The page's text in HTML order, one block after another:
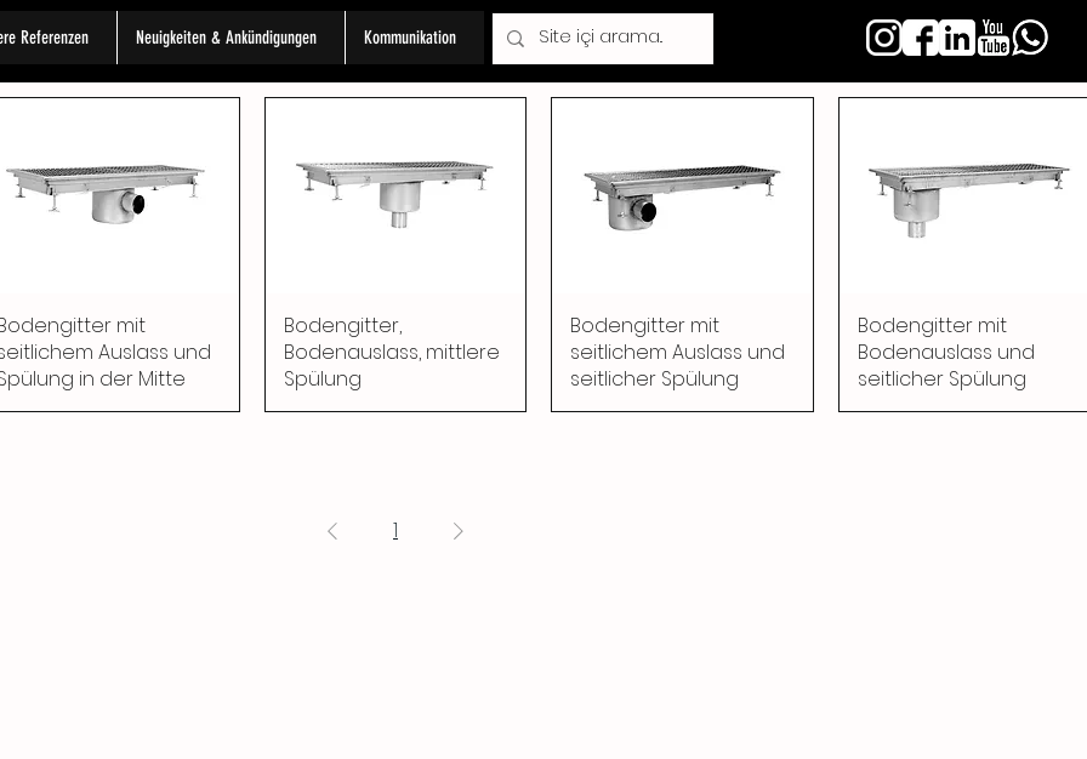
Referenzen Neuigkeiten & Ankündigungen Kommunikation
mit
Auslass und
in der Mitte
Bodengitter,
Bodenauslass, mittlere
Spülung
Bodengitter mit
seitlichem Auslass und
seitlicher Spülung
Bodengitter mit
Bodenauslass und
seitlicher Spülung
1